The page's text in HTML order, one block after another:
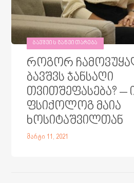
ᲑᲐᲕᲨᲕᲘᲡ ᲒᲐᲜᲕᲘᲗᲐᲠᲔᲑᲐ
როგორ
ბავშვს ჯანსაღი
თვითშეფასება? –
ფსიქოლოგ მაია
ხოსიტაშვილთან
მარტი 11, 2021